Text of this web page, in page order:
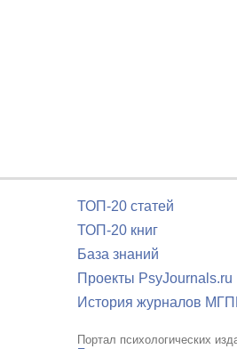
ТОП-20 статей
ТОП-20 книг
База знаний
Проекты PsyJournals.ru
История журналов
Портал психологических